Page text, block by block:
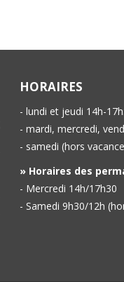
HORAIRES
- lundi et jeudi 14h-
- mardi, mercredi,
- samedi (hors
» Horaires des
- Mercredi 14h/17h30
- Samedi 9h30/12h